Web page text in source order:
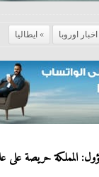
اخبار اوروبا ايطاليا
المملكة حريصة على